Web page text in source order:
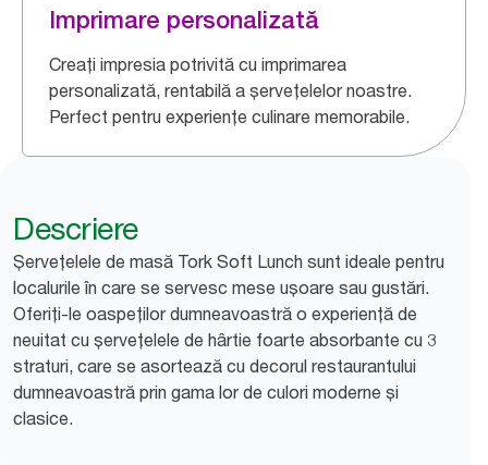
Imprimare personalizată
Creați impresia potrivită cu imprimarea
personalizată, rentabilă a șervețelelor noastre.
Perfect pentru experiențe culinare memorabile.
Descriere
Șervețelele de masă Tork Soft Lunch sunt ideale pentru
localurile în care se servesc mese ușoare sau gustări.
Oferiți-le oaspeților dumneavoastră o experiență de
neuitat cu șervețelele de hârtie foarte absorbante cu 3
straturi, care se asortează cu decorul restaurantului
dumneavoastră prin gama lor de culori moderne și
clasice.